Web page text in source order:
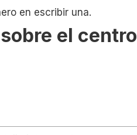
en escribir una.
el centro